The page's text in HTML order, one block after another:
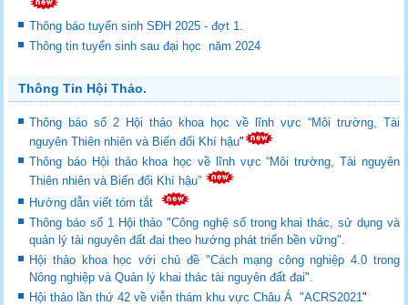
Thông báo tuyển sinh SĐH 2025 - đợt 1.
Thông tin tuyển sinh sau đại học năm 2024
Thông Tin Hội Thảo.
Thông báo số 2 Hội thảo khoa học về lĩnh vực “Môi trường, Tài
nguyên Thiên nhiên và Biến đổi Khí hậu"
Thông báo Hội thảo khoa học về lĩnh vực “Môi trường, Tài nguyên
Thiên nhiên và Biến đổi Khí hậu”
Hướng dẫn viết tóm tắt
Thông báo số 1 Hội thảo "Công nghệ số trong khai thác, sử dụng và
quản lý tài nguyên đất đai theo hướng phát triển bền vững".
Hội thảo khoa học với chủ đề "Cách mạng công nghiệp 4.0 trong
Nông nghiệp và Quản lý khai thác tài nguyên đất đai".
Hội thảo lần thứ 42 về viễn thám khu vực Châu Á "ACRS2021"